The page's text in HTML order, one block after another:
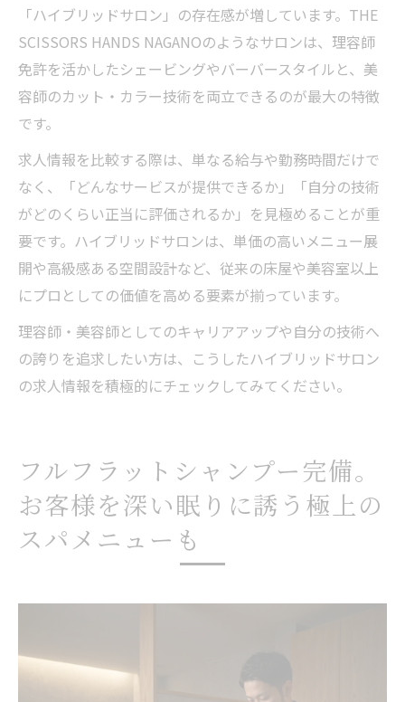
「ハイブリッドサロン」の存在感が増しています。THE
SCISSORS HANDS NAGANOのようなサロンは、理容師
免許を活かしたシェービングやバーバースタイルと、美
容師のカット・カラー技術を両立できるのが最大の特徴
です。
求人情報を比較する際は、単なる給与や勤務時間だけで
なく、「どんなサービスが提供できるか」「自分の技術
がどのくらい正当に評価されるか」を見極めることが重
要です。ハイブリッドサロンは、単価の高いメニュー展
開や高級感ある空間設計など、従来の床屋や美容室以上
にプロとしての価値を高める要素が揃っています。
理容師・美容師としてのキャリアアップや自分の技術へ
の誇りを追求したい方は、こうしたハイブリッドサロン
の求人情報を積極的にチェックしてみてください。
フルフラットシャンプー完備。
お客様を深い眠りに誘う極上の
スパメニューも